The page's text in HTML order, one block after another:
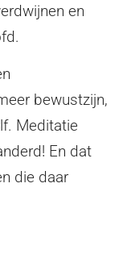
en
bewustzijn,
Meditatie
En dat
die daar